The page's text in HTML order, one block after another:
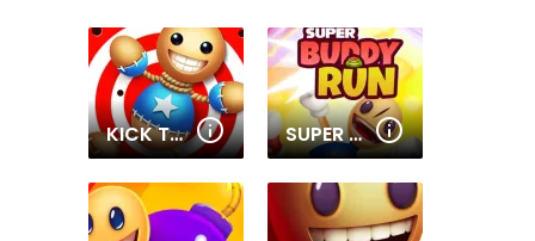
KICK THE BUDDY SUPER BUDDY RUN